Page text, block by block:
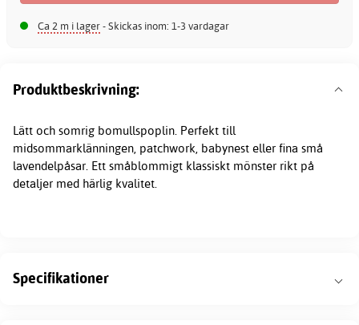
Ca 2 m i lager- Skickas inom: 1-3 vardagar
Produktbeskrivning:
Lätt och somrig bomullspoplin. Perfekt till
midsommarklänningen, patchwork, babynest eller fina små
lavendelpåsar. Ett småblommigt klassiskt mönster rikt på
detaljer med härlig kvalitet.
Specifikationer